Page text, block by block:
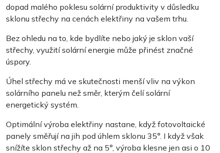
dopad malého poklesu solární produktivity v důsledku
sklonu střechy na cenách elektřiny na vašem trhu.
Bez ohledu na to, kde bydlíte nebo jaký je sklon vaší
střechy, využití solární energie může přinést značné
úspory.
Úhel střechy má ve skutečnosti menší vliv na výkon
solárního panelu než směr, kterým čelí solární
energetický systém.
Optimální výroba elektřiny nastane, když fotovoltaické
panely směřují na jih pod úhlem sklonu 35°. I když však
snížíte sklon střechy až na 5°, výroba klesne jen asi o 10